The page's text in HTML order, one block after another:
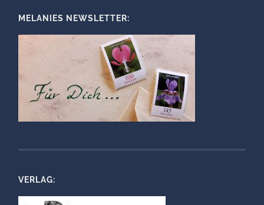
MELANIES NEWSLETTER:
VERLAG: